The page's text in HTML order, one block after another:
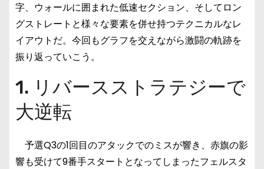
字、ウォールに囲まれた低速セクション、そしてロン
グストレートと様々な要素を併せ持つテクニカルなレ
イアウトだ。今回もグラフを交えながら激闘の軌跡を
振り返っていこう。
1. リバースストラテジーで
大逆転
予選Q3の1回目のアタックでのミスが響き、赤旗の影
響も受けて9番手スタートとなってしまったフェルスタ